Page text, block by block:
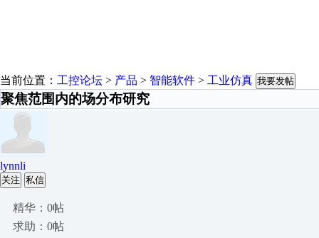
当前位置： 工控论坛 > 产品 > 智能软件 > 工业仿真 我要发帖
聚焦范围内的场分布研究
lynnli
关注 私信
精华：0帖
求助：0帖